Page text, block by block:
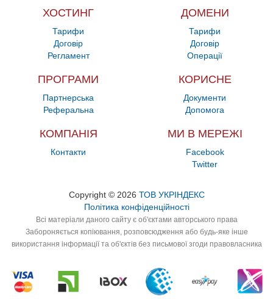
ХОСТИНГ
Тарифи
Договір
Регламент
ДОМЕНИ
Тарифи
Договір
Операції
ПРОГРАМИ
Партнерська
Реферальна
КОРИСНЕ
Документи
Допомога
КОМПАНІЯ
Контакти
МИ В МЕРЕЖІ
Facebook
Twitter
Copyright © 2026 ТОВ УКРІНДЕКС
Політика конфіденційності
Всі матеріали даного сайту є об'єктами авторського права
Забороняється копіювання, розповсюдження або будь-яке інше
використання інформації та об'єктів без письмової згоди правовласника